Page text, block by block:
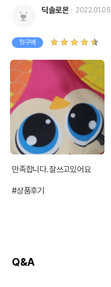
전화번호
유통기한
딕솔로몬 2022.01.05
첫구매
만족합니다.잘쓰고있어요
#상품후기
Q&A